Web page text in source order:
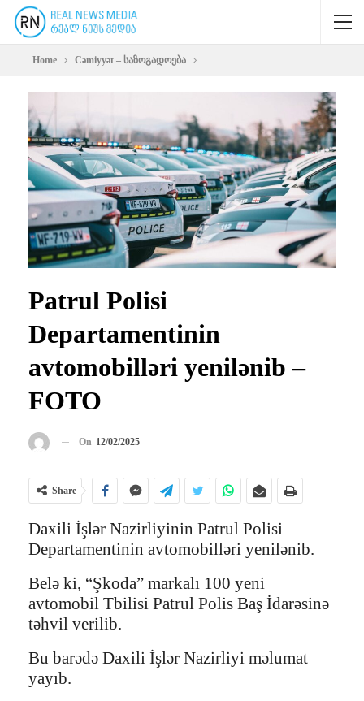
Home Cəmiyyət – საზოგადოება
Patrul Polisi
Departamentinin
avtomobilləri yenilənib –
FOTO
On 12/02/2025
Share
Daxili İşlər Nazirliyinin Patrul Polisi
Departamentinin avtomobilləri yenilənib.
Belə ki, “Şkoda” markalı 100 yeni
avtomobil Tbilisi Patrul Polis Baş İdarəsinə
təhvil verilib.
Bu barədə Daxili İşlər Nazirliyi məlumat
yayıb.